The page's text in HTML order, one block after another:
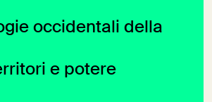
occidentali della
e potere